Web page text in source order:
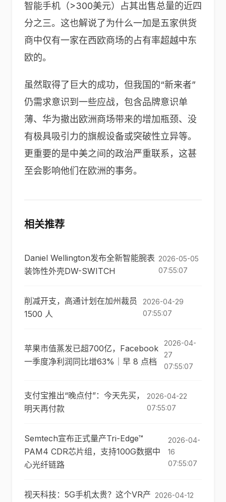
智能手机（>300美元）占其出售总量的近四
分之三。这也解说了为什么一加是五家供货
商中仅有一家在西欧商场的占有率超越中东
欧的。
虽然取得了巨大的成功，但我国的“新来者”
仍需求意识到一些应战，包含品牌意识单
薄、华为撤出欧洲商场带来的增加瓶颈、没
有极具吸引力的旗舰设备或突破性立异等。
更重要的是中美之间的政治严重联系，这甚
至会影响他们在欧洲的事务。
相关推荐
Daniel Wellington发布全新智能腕表
装饰性外壳DW-SWITCH
2026-05-05
07:55:07
削减开支，高通计划在加州裁员
1500 人
2026-04-29
07:55:07
苹果市值蒸发已超700亿，Facebook
一季度净利润同比增63%｜早 8 点档
2026-04-
27
07:55:07
支付宝推出“晚点付”：今天先买，
明天再付款
2026-04-22
07:55:07
Semtech宣布正式量产Tri-Edge™
PAM4 CDR芯片组，支持100G数据中
心光纤链路
2026-04-
16
07:55:07
视天科技：5G手机太贵？这个VR产 2026-04-12